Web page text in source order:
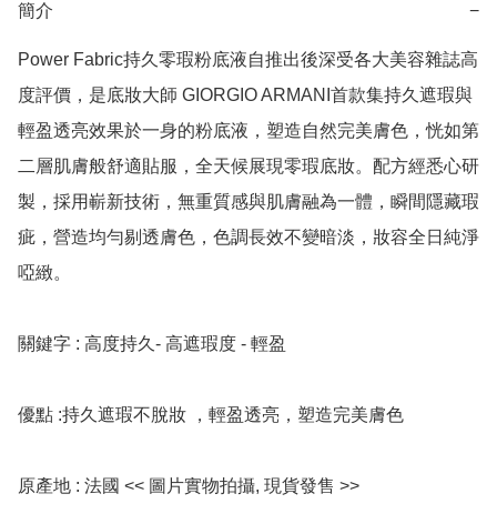
簡介 −
Power Fabric持久零瑕粉底液自推出後深受各大美容雜誌高
度評價，是底妝大師 GIORGIO ARMANI首款集持久遮瑕與
輕盈透亮效果於一身的粉底液，塑造自然完美膚色，恍如第
二層肌膚般舒適貼服，全天候展現零瑕底妝。配方經悉心研
製，採用嶄新技術，無重質感與肌膚融為一體，瞬間隱藏瑕
疵，營造均勻剔透膚色，色調長效不變暗淡，妝容全日純淨
啞緻。
關鍵字 : 高度持久- 高遮瑕度 - 輕盈
優點 :持久遮瑕不脫妝 ，輕盈透亮，塑造完美膚色
原產地 : 法國 << 圖片實物拍攝, 現貨發售 >>